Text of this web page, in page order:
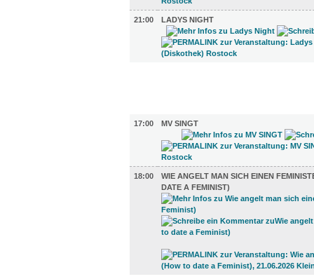
21:00 LADYS NIGHT
17:00
MV SINGT
18:00
WIE ANGELT MAN SICH EINEN
DATE A FEMINIST)